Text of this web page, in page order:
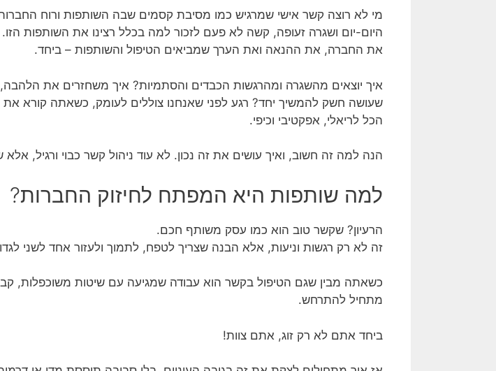
מי לא רוצה קשר אישי שמרגיש כמו מסיבת קסמים שבה השותפות ורוח
היום-יום ושגרה זעופה, קשה לא פעם לזכור למה בכלל רצינו את השותפות
את החברה, את ההנאה ואת הערך שמביאים הטיפול והשותפות – ביחד.
איך יוצאים מהשגרה ומהרגשות הכבדים והסתמיות? איך משחזרים את
שעושה חשק להמשיך יחד? רגע לפני שאנחנו צוללים לעומק, כשאתה קורא
הכל לריאלי, אפקטיבי וכיפי.
הנה למה זה חשוב, ואיך עושים את זה נכון. לא עוד ניהול קשר כבוי ורגיל,
למה שותפות היא המפתח לחיזוק החברות?
הרעיון? שקשר טוב הוא כמו עסק משותף חכם.
זה לא רק רגשות וניעות, אלא הבנה שצריך לטפח, לתמוך ולעזור אחד לשני
כשאתה מבין שגם הטיפול בקשר הוא עבודה שמגיעה עם שיטות משוכפלות,
מתחיל להתרחש.
ביחד אתם לא רק זוג, אתם צוות!